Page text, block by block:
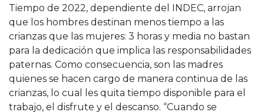
Tiempo de 2022, dependiente del INDEC, arrojan
que los hombres destinan menos tiempo a las
crianzas que las mujeres: 3 horas y media no bastan
para la dedicación que implica las responsabilidades
paternas. Como consecuencia, son las madres
quienes se hacen cargo de manera continua de las
crianzas, lo cual les quita tiempo disponible para el
trabajo, el disfrute y el descanso. “Cuando se